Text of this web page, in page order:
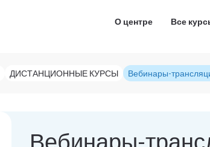
О центре Все
ДИСТАНЦИОННЫЕ КУРСЫ Вебинары-
Вебинары-